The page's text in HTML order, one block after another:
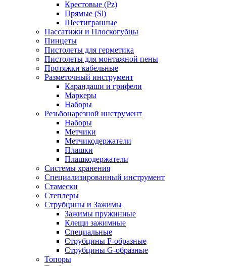
Крестовые (Pz)
Прямые (Sl)
Шестигранные
Пассатижи и Плоскогубцы
Пинцеты
Пистолеты для герметика
Пистолеты для монтажной пены
Протяжки кабельные
Разметочный инструмент
Карандаши и грифели
Маркеры
Наборы
Резьбонарезной инструмент
Наборы
Метчики
Метчикодержатели
Плашки
Плашкодержатели
Системы хранения
Специализированный инструмент
Стамески
Степлеры
Струбцины и Зажимы
Зажимы пружинные
Клещи зажимные
Специальные
Струбцины F-образные
Струбцины G-образные
Топоры